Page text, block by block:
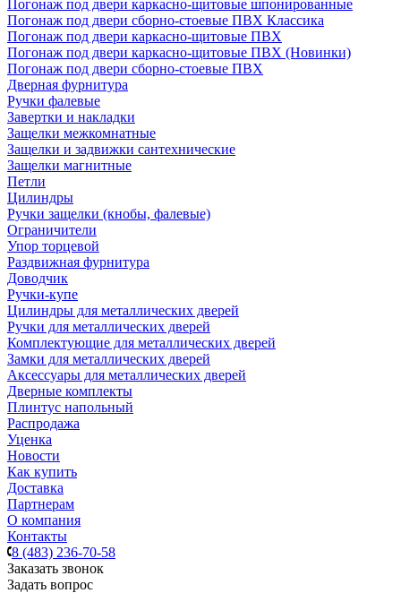
Погонаж под двери каркасно-щитовые шпонированные
Погонаж под двери сборно-стоевые ПВХ Классика
Погонаж под двери каркасно-щитовые ПВХ
Погонаж под двери каркасно-щитовые ПВХ (Новинки)
Погонаж под двери сборно-стоевые ПВХ
Дверная фурнитура
Ручки фалевые
Завертки и накладки
Защелки межкомнатные
Защелки и задвижки сантехнические
Защелки магнитные
Петли
Цилиндры
Ручки защелки (кнобы, фалевые)
Ограничители
Упор торцевой
Раздвижная фурнитура
Доводчик
Ручки-купе
Цилиндры для металлических дверей
Ручки для металлических дверей
Комплектующие для металлических дверей
Замки для металлических дверей
Аксессуары для металлических дверей
Дверные комплекты
Плинтус напольный
Распродажа
Уценка
Новости
Как купить
Доставка
Партнерам
О компания
Контакты
8 (483) 236-70-58
Заказать звонок
Задать вопрос